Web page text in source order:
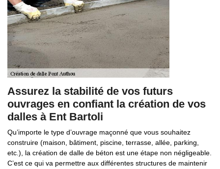
Assurez la stabilité de vos futurs
ouvrages en confiant la création de vos
dalles à Ent Bartoli
Qu’importe le type d’ouvrage maçonné que vous souhaitez
construire (maison, bâtiment, piscine, terrasse, allée, parking,
etc.), la création de dalle de béton est une étape non négligeable.
C’est ce qui va permettre aux différentes structures de maintenir